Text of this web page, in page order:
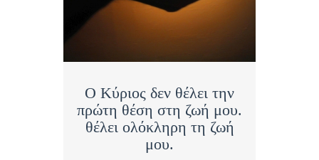
Ο Κύριος δεν θέλει την
πρώτη θέση στη ζωή μου.
θέλει ολόκληρη τη ζωή
μου.